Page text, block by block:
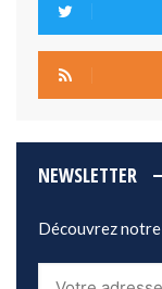
NEWSLETTER
Découvrez